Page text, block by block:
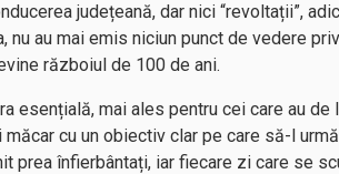
județeană, dar nici “revoltații”,
nu au mai emis niciun punct de vedere
războiul de 100 de ani.
esențială, mai ales pentru cei care au
cu un obiectiv clar pe care să-l
prea înfierbântați, iar fiecare zi care se